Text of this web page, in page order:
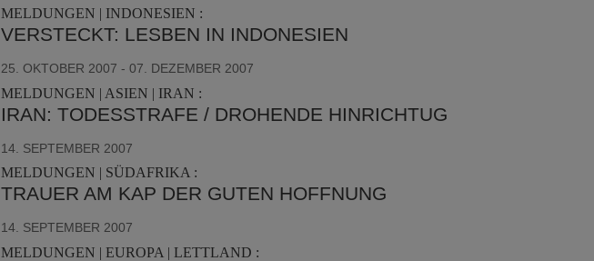
MELDUNGEN | INDONESIEN :
VERSTECKT: LESBEN IN INDONESIEN
25. OKTOBER 2007 - 07. DEZEMBER 2007
MELDUNGEN | ASIEN | IRAN :
IRAN: TODESSTRAFE / DROHENDE HINRICHTUG
14. SEPTEMBER 2007
MELDUNGEN | SÜDAFRIKA :
TRAUER AM KAP DER GUTEN HOFFNUNG
14. SEPTEMBER 2007
MELDUNGEN | EUROPA | LETTLAND :